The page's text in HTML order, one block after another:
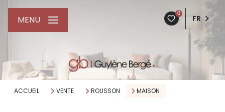
0
FR
MENU
ACCUEIL VENTE ROUSSON MAISON